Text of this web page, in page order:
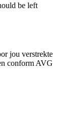
be left
jou verstrekte
conform AVG